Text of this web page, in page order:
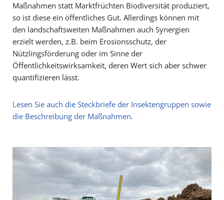
Maßnahmen statt Marktfrüchten Biodiversität produziert,
so ist diese ein öffentliches Gut. Allerdings können mit
den landschaftsweiten Maßnahmen auch Synergien
erzielt werden, z.B. beim Erosionsschutz, der
Nützlingsförderung oder im Sinne der
Öffentlichkeitswirksamkeit, deren Wert sich aber schwer
quantifizieren lässt.
Lesen Sie auch die Steckbriefe der Insektengruppen sowie
die Beschreibung der Maßnahmen.